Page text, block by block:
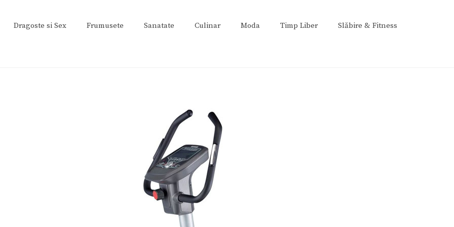
Dragoste si Sex Frumusete Sanatate Culinar Moda Timp Liber Slăbire & Fitness